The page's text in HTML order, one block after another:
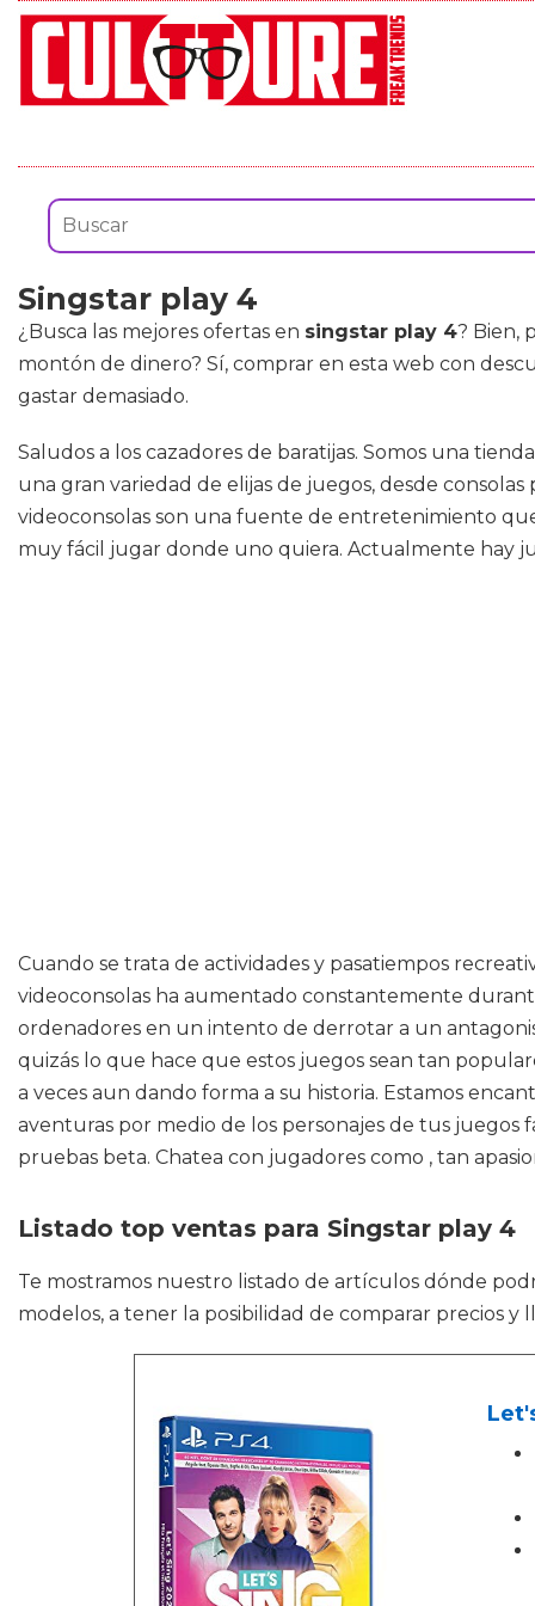
Singstar play 4
¿Busca las mejores ofertas en singstar play 4? Bien,
montón de dinero? Sí, comprar en esta web con
gastar demasiado.
Saludos a los cazadores de baratijas. Somos una
una gran variedad de elijas de juegos, desde
videoconsolas son una fuente de entretenimiento
muy fácil jugar donde uno quiera. Actualmente hay
Cuando se trata de actividades y pasatiempos
videoconsolas ha aumentado constantemente
ordenadores en un intento de derrotar a un
quizás lo que hace que estos juegos sean tan
a veces aun dando forma a su historia. Estamos
aventuras por medio de los personajes de tus juegos
pruebas beta. Chatea con jugadores como , tan
Listado top ventas para Singstar play 4
Te mostramos nuestro listado de artículos dónde
modelos, a tener la posibilidad de comparar precios y